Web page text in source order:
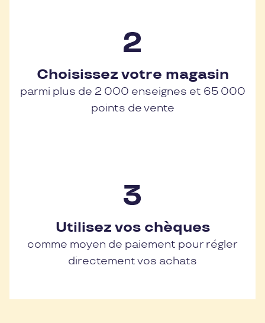
Choisissez votre magasin
parmi plus de 2 000 enseignes et 65 000
points de vente
Utilisez vos chèques
comme moyen de paiement pour régler
directement vos achats